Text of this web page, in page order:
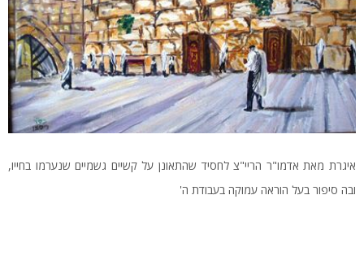
איגרת מאת אדמו"ר הריי"צ לחסיד שהתאונן על קשיים גשמיים שנערמו בחייו,
ובה סיפור בעל הוראה עמוקה בעבודת ה'